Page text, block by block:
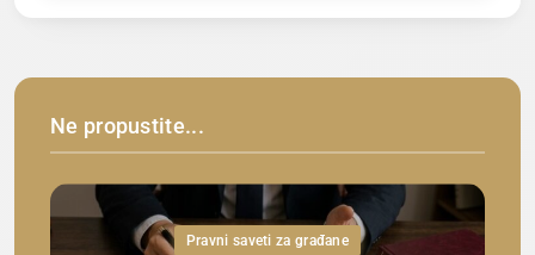
Ne propustite...
Pravni saveti za građane